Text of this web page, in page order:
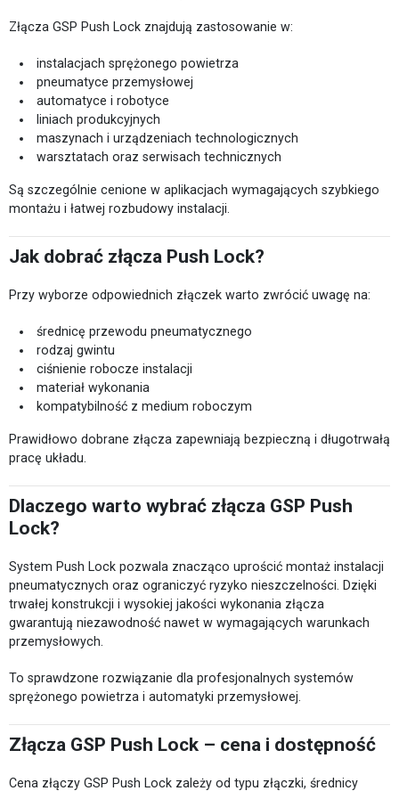
Złącza GSP Push Lock znajdują zastosowanie w:
instalacjach sprężonego powietrza
pneumatyce przemysłowej
automatyce i robotyce
liniach produkcyjnych
maszynach i urządzeniach technologicznych
warsztatach oraz serwisach technicznych
Są szczególnie cenione w aplikacjach wymagających szybkiego
montażu i łatwej rozbudowy instalacji.
Jak dobrać złącza Push Lock?
Przy wyborze odpowiednich złączek warto zwrócić uwagę na:
średnicę przewodu pneumatycznego
rodzaj gwintu
ciśnienie robocze instalacji
materiał wykonania
kompatybilność z medium roboczym
Prawidłowo dobrane złącza zapewniają bezpieczną i długotrwałą
pracę układu.
Dlaczego warto wybrać złącza GSP Push
Lock?
System Push Lock pozwala znacząco uprościć montaż instalacji
pneumatycznych oraz ograniczyć ryzyko nieszczelności. Dzięki
trwałej konstrukcji i wysokiej jakości wykonania złącza
gwarantują niezawodność nawet w wymagających warunkach
przemysłowych.
To sprawdzone rozwiązanie dla profesjonalnych systemów
sprężonego powietrza i automatyki przemysłowej.
Złącza GSP Push Lock – cena i dostępność
Cena złączy GSP Push Lock zależy od typu złączki, średnicy